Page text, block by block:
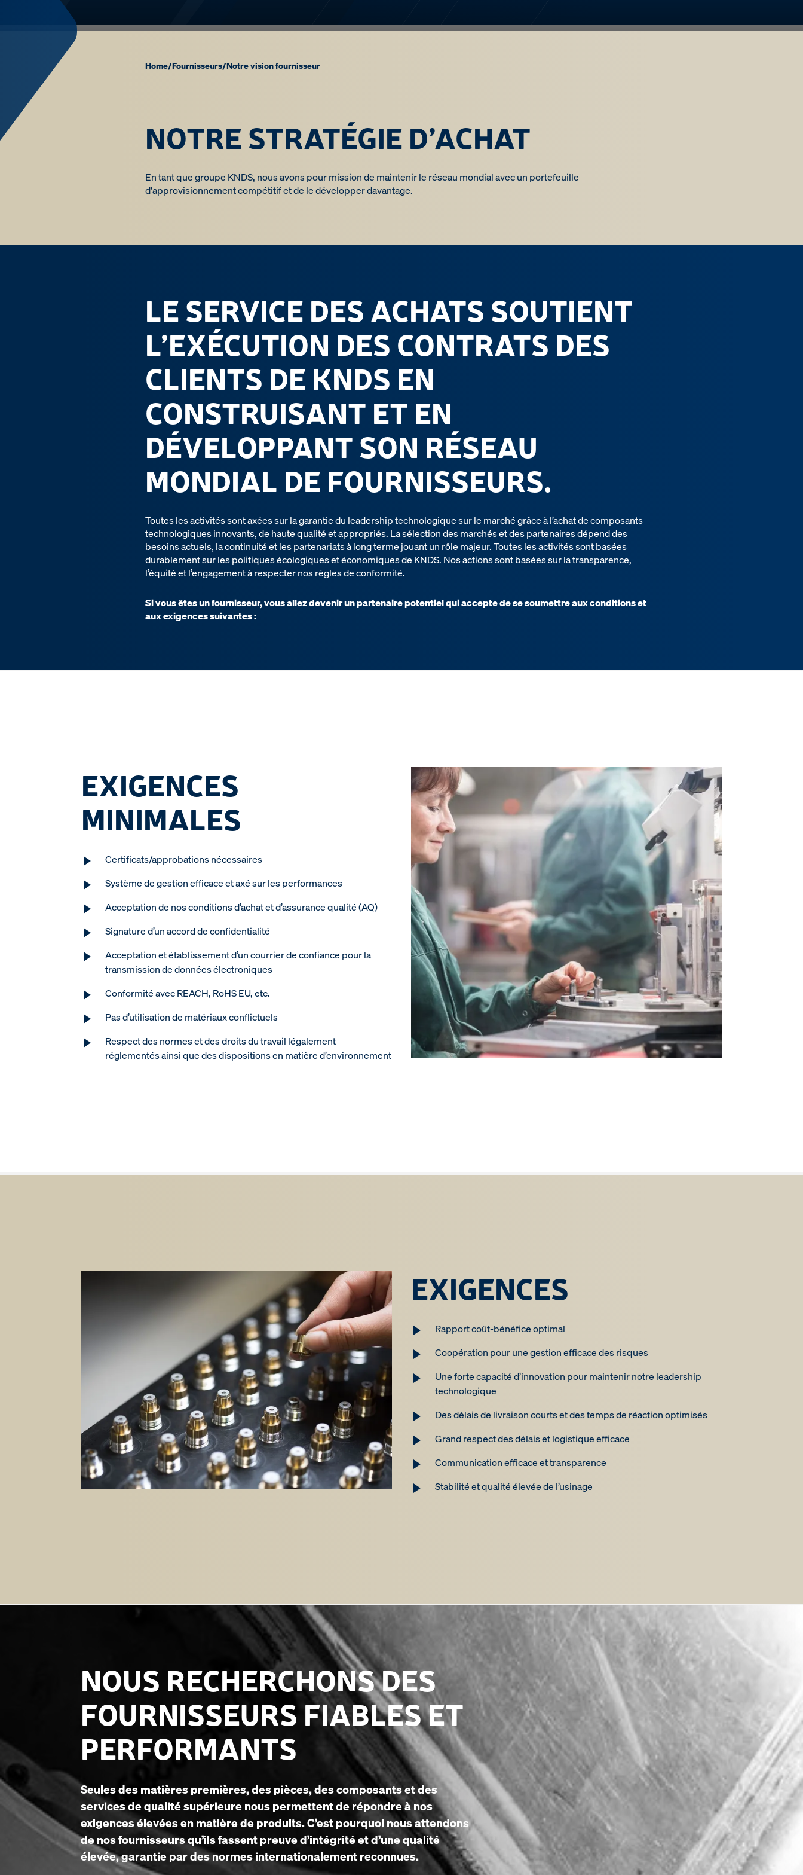
Home/Fournisseurs/Notre vision fournisseur
NOTRE STRATÉGIE D’ACHAT
En tant que groupe KNDS, nous avons pour mission de maintenir le réseau mondial avec un portefeuille
d'approvisionnement compétitif et de le développer davantage.
LE SERVICE DES ACHATS SOUTIENT
L’EXÉCUTION DES CONTRATS DES
CLIENTS DE KNDS EN
CONSTRUISANT ET EN
DÉVELOPPANT SON RÉSEAU
MONDIAL DE FOURNISSEURS.
Toutes les activités sont axées sur la garantie du leadership technologique sur le marché grâce à l’achat de composants
technologiques innovants, de haute qualité et appropriés. La sélection des marchés et des partenaires dépend des
besoins actuels, la continuité et les partenariats à long terme jouant un rôle majeur. Toutes les activités sont basées
durablement sur les politiques écologiques et économiques de KNDS. Nos actions sont basées sur la transparence,
l’équité et l’engagement à respecter nos règles de conformité.
Si vous êtes un fournisseur, vous allez devenir un partenaire potentiel qui accepte de se soumettre aux conditions et
aux exigences suivantes :
EXIGENCES
MINIMALES
Certificats/approbations nécessaires
Système de gestion efficace et axé sur les performances
Acceptation de nos conditions d’achat et d’assurance qualité (AQ)
Signature d’un accord de confidentialité
Acceptation et établissement d’un courrier de confiance pour la
transmission de données électroniques
Conformité avec REACH, RoHS EU, etc.
Pas d’utilisation de matériaux conflictuels
Respect des normes et des droits du travail légalement
réglementés ainsi que des dispositions en matière d’environnement
EXIGENCES
Rapport coût-bénéfice optimal
Coopération pour une gestion efficace des risques
Une forte capacité d’innovation pour maintenir notre leadership
technologique
Des délais de livraison courts et des temps de réaction optimisés
Grand respect des délais et logistique efficace
Communication efficace et transparence
Stabilité et qualité élevée de l’usinage
NOUS RECHERCHONS DES
FOURNISSEURS FIABLES ET
PERFORMANTS
Seules des matières premières, des pièces, des composants et des
services de qualité supérieure nous permettent de répondre à nos
exigences élevées en matière de produits. C’est pourquoi nous attendons
de nos fournisseurs qu’ils fassent preuve d’intégrité et d’une qualité
élevée, garantie par des normes internationalement reconnues.